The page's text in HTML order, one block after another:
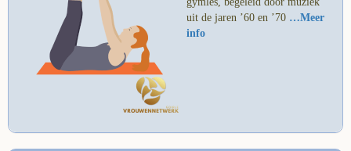
uit de jaren ’60 en ’70 …Meer
info